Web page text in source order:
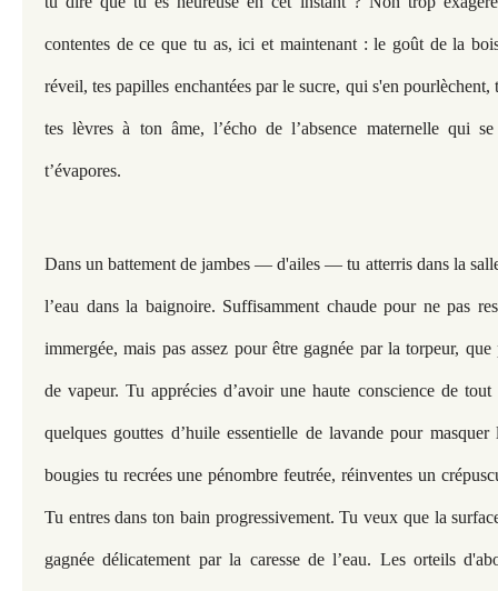
contentes de ce que tu as, ici et maintenant : le goût de la
réveil, tes papilles enchantées par le sucre, qui s'en
tes lèvres à ton âme, l’écho de l’absence maternelle qui
t’évapores.
Dans un battement de jambes — d'ailes — tu atterris dans la
l’eau dans la baignoire. Suffisamment chaude pour ne pas
immergée, mais pas assez pour être gagnée par la torpeur,
de vapeur. Tu apprécies d’avoir une haute conscience de
quelques gouttes d’huile essentielle de lavande pour masquer
bougies tu recrées une pénombre feutrée, réinventes un
Tu entres dans ton bain progressivement. Tu veux que la
gagnée délicatement par la caresse de l’eau. Les orteils